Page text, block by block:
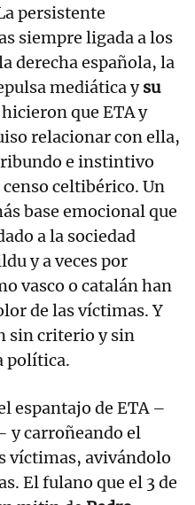
persistente
siempre ligada a los
derecha española, la
mediática ysu
que ETA y
relacionar con ella,
e instintivo
celtibérico. Un
base emocional que
a la sociedad
y a veces por
vasco o catalán han
de las víctimas. Y
sin criterio y sin
política.
espantajo de ETA –
y carroñeando el
víctimas, avivándolo
El fulano que el 3 de